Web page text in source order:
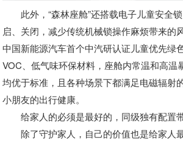
此外，“森林座舱”还搭载电子儿童安全
启、关闭，减少传统机械锁操作麻烦带来的
中国新能源汽车首个中汽研认证儿童优先绿
VOC、低气味环保材料，座舱内常温和高温
均优于标准，且各种场景下都满足电磁辐射
小朋友的出行健康。
给家人的必须是最好的，同级独有配置
除了守护家人，自己的价值也是给家人